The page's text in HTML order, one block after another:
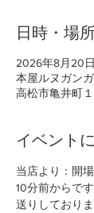
日時・場
2026年8月20
本屋ルヌガン
高松市亀井町
イベント
当店より：開
10分前からで
送りしておりま